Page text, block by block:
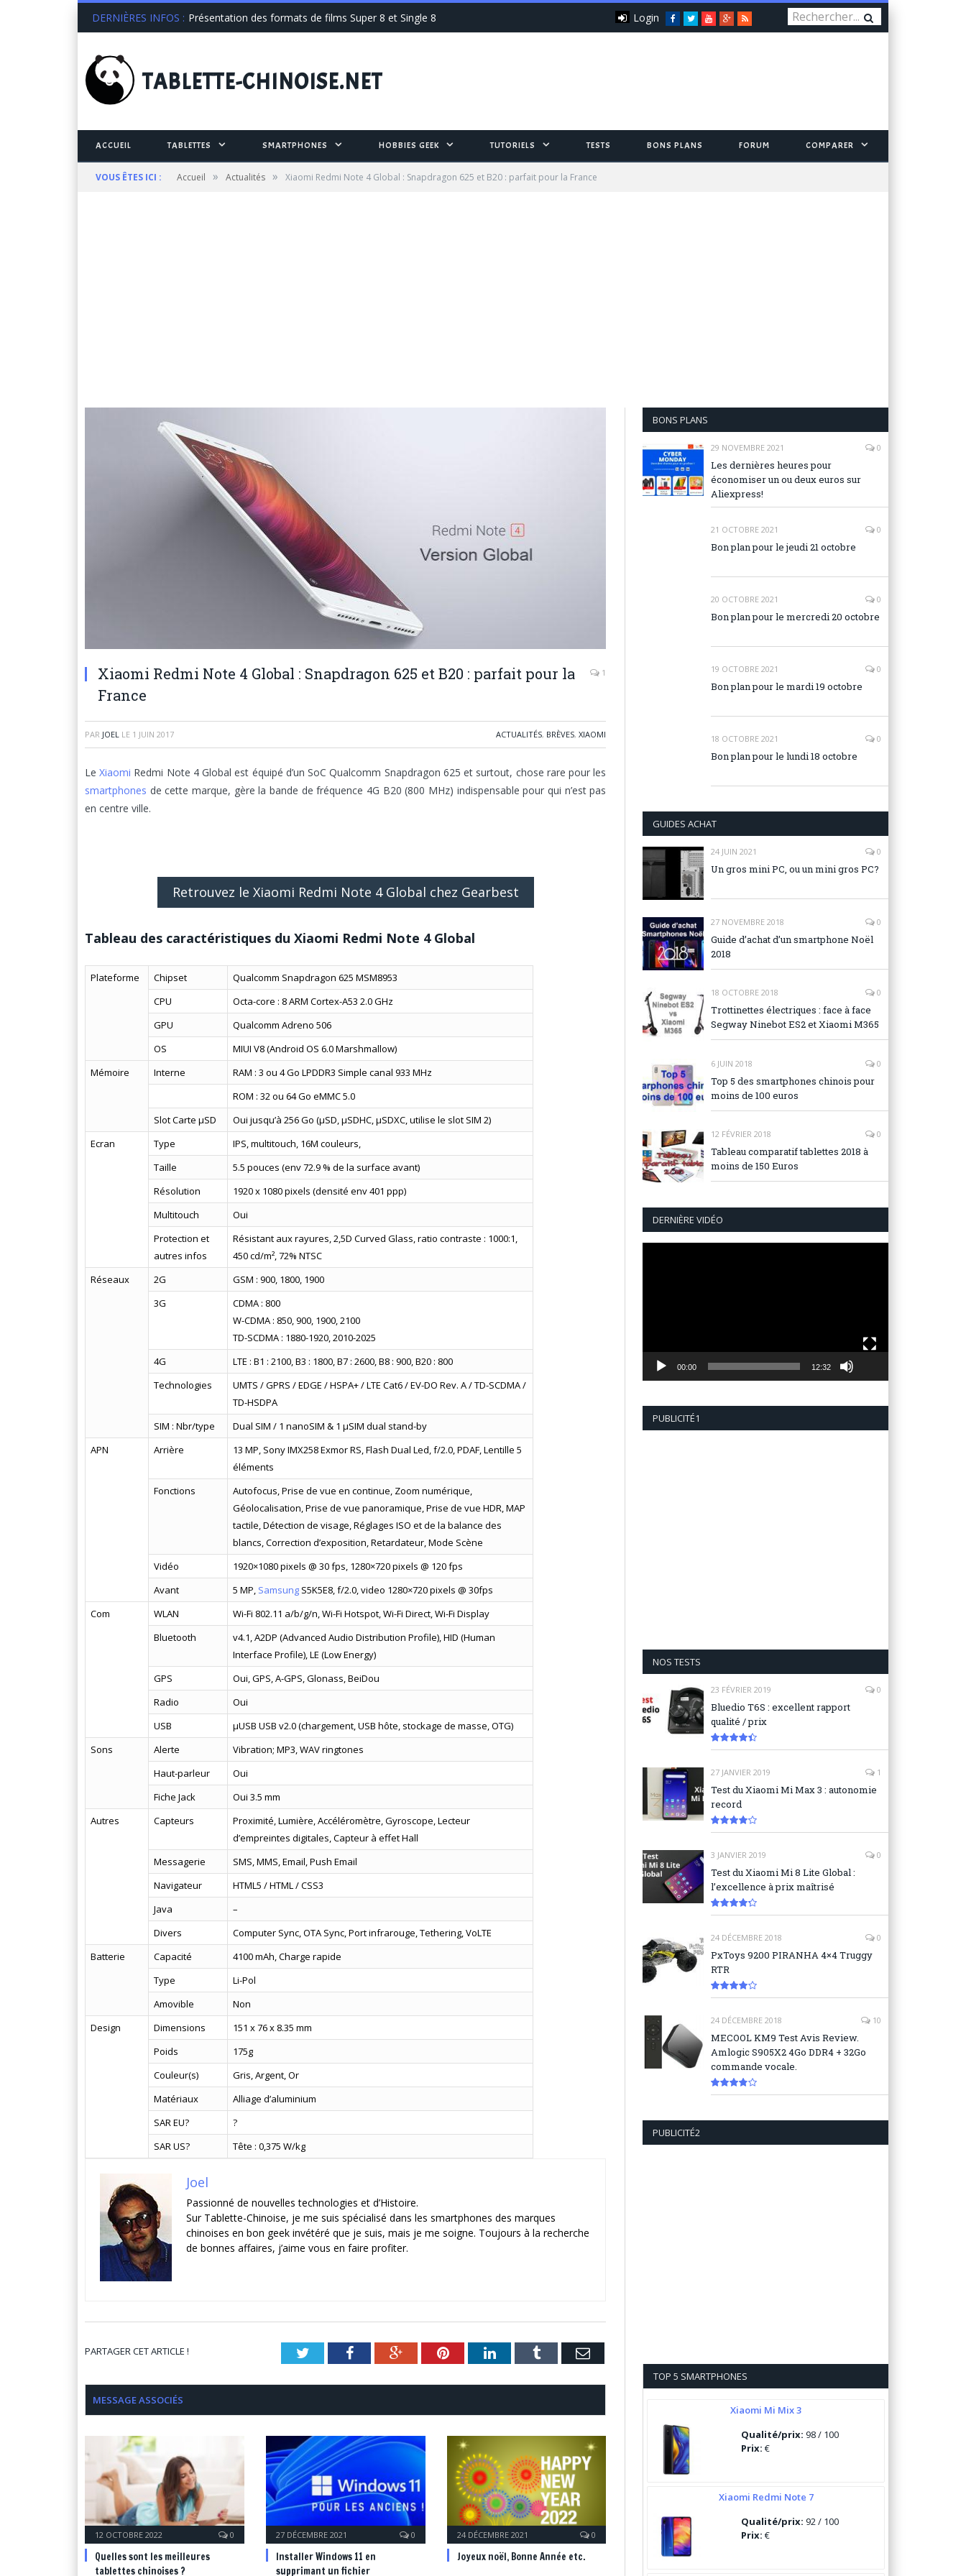
DERNIÈRES INFOS : Présentation des formats de films Super 8 et Single 8 Facebook
TwitterYou
Tube
Google+
RSS
Login
TABLETTE-CHINOISE.NET
ACCUEIL TABLETTES SMARTPHONES HOBBIES GEEK TUTORIELS TESTS BONS PLANS FORUM COMPARER
VOUS ÊTES ICI : Accueil » Actualités » Xiaomi Redmi Note 4 Global : Snapdragon 625 et B20 : parfait pour la France
Xiaomi Redmi Note 4 Global : Snapdragon 625 et B20 : parfait pour la
France
1
PAR JOEL LE 1 JUIN 2017 ACTUALITÉS, BRÈVES,XIAOMI
LeXiaomi Redmi Note 4 Global est équipé d’un SoC Qualcomm Snapdragon 625 et surtout, chose rare pour les
smartphones de cette marque, gère la bande de fréquence 4G B20 (800 MHz) indispensable pour qui n’est pas
en centre ville.
Retrouvez le Xiaomi Redmi Note 4 Global chez Gearbest
Tableau des caractéristiques du Xiaomi Redmi Note 4 Global
Plateforme Chipset
Qualcomm Snapdragon 625 MSM8953
CPU
Octa-core : 8 ARM Cortex-A53 2.0 GHz
GPU
Qualcomm Adreno 506
OS
MIUI V8 (Android OS 6.0 Marshmallow)
Mémoire
Interne
RAM : 3 ou 4 Go LPDDR3 Simple canal 933 MHz
ROM : 32 ou 64 Go eMMC 5.0
Slot Carte µSD
Oui jusqu’à 256 Go (µSD, µSDHC, µSDXC, utilise le slot SIM 2)
Ecran
Type
IPS, multitouch, 16M couleurs,
Taille
5.5 pouces (env 72.9 % de la surface avant)
Résolution
1920 x 1080 pixels (densité env 401 ppp)
Multitouch
Oui
Protection et
autres infos
Résistant aux rayures, 2,5D Curved Glass, ratio contraste : 1000:1,
450 cd/m², 72% NTSC
Réseaux
2G
GSM : 900, 1800, 1900
3G
CDMA : 800
W-CDMA : 850, 900, 1900, 2100
TD-SCDMA : 1880-1920, 2010-2025
4G
LTE : B1 : 2100, B3 : 1800, B7 : 2600, B8 : 900, B20 : 800
Technologies
UMTS / GPRS / EDGE / HSPA+ / LTE Cat6 / EV-DO Rev. A / TD-SCDMA /
TD-HSDPA
SIM : Nbr/type
Dual SIM / 1 nanoSIM & 1 µSIM dual stand-by
APN
Arrière
13 MP, Sony IMX258 Exmor RS, Flash Dual Led, f/2.0, PDAF, Lentille 5
éléments
Fonctions
Autofocus, Prise de vue en continue, Zoom numérique,
Géolocalisation, Prise de vue panoramique, Prise de vue HDR, MAP
tactile, Détection de visage, Réglages ISO et de la balance des
blancs, Correction d’exposition, Retardateur, Mode Scène
Vidéo
1920×1080 pixels @ 30 fps, 1280×720 pixels @ 120 fps
Avant
5 MP, Samsung S5K5E8, f/2.0, video 1280×720 pixels @ 30fps
Com
WLAN
Wi-Fi 802.11 a/b/g/n, Wi-Fi Hotspot, Wi-Fi Direct, Wi-Fi Display
Bluetooth
v4.1, A2DP (Advanced Audio Distribution Profile), HID (Human
Interface Profile), LE (Low Energy)
GPS
Oui, GPS, A-GPS, Glonass, BeiDou
Radio
Oui
USB
µUSB USB v2.0 (chargement, USB hôte, stockage de masse, OTG)
Sons
Alerte
Vibration; MP3, WAV ringtones
Haut-parleur
Oui
Fiche Jack
Oui 3.5 mm
Autres
Capteurs
Proximité, Lumière, Accéléromètre, Gyroscope, Lecteur
d’empreintes digitales, Capteur à effet Hall
Messagerie
SMS, MMS, Email, Push Email
Navigateur
HTML5 / HTML / CSS3
Java
–
Divers
Computer Sync, OTA Sync, Port infrarouge, Tethering, VoLTE
Batterie
Capacité
4100 mAh, Charge rapide
Type
Li-Pol
Amovible
Non
Design
Dimensions
151 x 76 x 8.35 mm
Poids
175g
Couleur(s)
Gris, Argent, Or
Matériaux
Alliage d’aluminium
SAR EU?
?
SAR US?
Tête : 0,375 W/kg
Joel
Passionné de nouvelles technologies et d’Histoire.
Sur Tablette-Chinoise, je me suis spécialisé dans les smartphones des marques
chinoises en bon geek invétéré que je suis, mais je me soigne. Toujours à la recherche
de bonnes affaires, j’aime vous en faire profiter.
PARTAGER CET ARTICLE ! TwitterFacebookGoogle+PinterestLinkedInTumblr Email
MESSAGE ASSOCIÉS
12 OCTOBRE 2022 0
Quelles sont les meilleures
tablettes chinoises ?
27 DÉCEMBRE 2021 0
Installer Windows 11 en
supprimant un fichier
24 DÉCEMBRE 2021 0
Joyeux noël, Bonne Année etc.
BONS PLANS
29 NOVEMBRE 2021 0
Les dernières heures pour
économiser un ou deux euros sur
Aliexpress!
21 OCTOBRE 2021 0
Bon plan pour le jeudi 21 octobre
20 OCTOBRE 2021 0
Bon plan pour le mercredi 20 octobre
19 OCTOBRE 2021 0
Bon plan pour le mardi 19 octobre
18 OCTOBRE 2021 0
Bon plan pour le lundi 18 octobre
GUIDES ACHAT
24 JUIN 2021 0
Un gros mini PC, ou un mini gros PC?
27 NOVEMBRE 2018 0
Guide d’achat d’un smartphone Noël
2018
18 OCTOBRE 2018 0
Trottinettes électriques : face à face
Segway Ninebot ES2 et Xiaomi M365
6 JUIN 2018 0
Top 5 des smartphones chinois pour
moins de 100 euros
12 FÉVRIER 2018 0
Tableau comparatif tablettes 2018 à
moins de 150 Euros
DERNIÈRE VIDÉO
00:00 12:32
PUBLICITÉ1
NOS TESTS
23 FÉVRIER 2019 0
Bluedio T6S : excellent rapport
qualité / prix
27 JANVIER 2019 1
Test du Xiaomi Mi Max 3 : autonomie
record
3 JANVIER 2019 0
Test du Xiaomi Mi 8 Lite Global :
l’excellence à prix maîtrisé
24 DÉCEMBRE 2018 0
PxToys 9200 PIRANHA 4×4 Truggy
RTR
24 DÉCEMBRE 2018 10
MECOOL KM9 Test Avis Review.
Amlogic S905X2 4Go DDR4 + 32Go
commande vocale.
PUBLICITÉ2
TOP 5 SMARTPHONES
Xiaomi Mi Mix 3
Qualité/prix:98 / 100
Prix:€
Xiaomi Redmi Note 7
Qualité/prix:92 / 100
Prix:€